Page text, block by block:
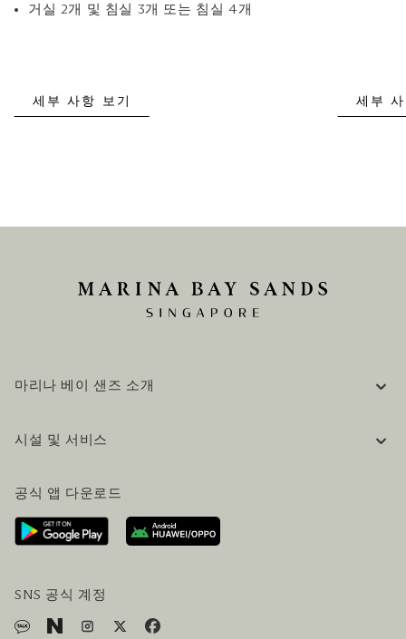
거실 2개 및 침실 3개 또는 침실 4개
세부 사항 보기 세부
마리나 베이 샌즈 소개
채용 / 커리어
문의하기
시설 및 서비스
방문 계획
오시는길
방문객 서비스
공식 앱 다운로드
SNS 공식 계정